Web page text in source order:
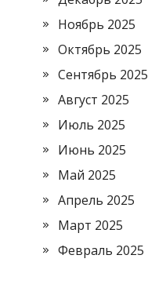
Ноябрь 2025
Октябрь 2025
Сентябрь 2025
Август 2025
Июль 2025
Июнь 2025
Май 2025
Апрель 2025
Март 2025
Февраль 2025